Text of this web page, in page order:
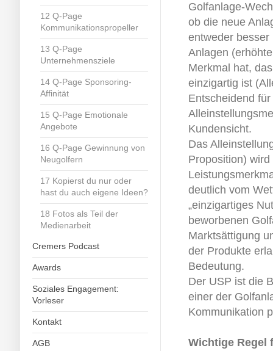
12 Q-Page
Kommunikationspropeller
13 Q-Page
Unternehmensziele
14 Q-Page Sponsoring-
Affinität
15 Q-Page Emotionale
Angebote
16 Q-Page Gewinnung von
Neugolfern
17 Kopierst du nur oder
hast du auch eigene Ideen?
18 Fotos als Teil der
Medienarbeit
Cremers Podcast
Awards
Soziales Engagement:
Vorleser
Kontakt
AGB
Golfanlage-
ob die neue
entweder besser
Anlagen
Merkmal hat,
einzigartig ist
Entscheidend
Kundensicht.
Das
Proposition)
deutlich vom
„einzigartiges
beworbenen
Marktsättigung
der Produkte
Bedeutung.
Der USP ist die
einer der
Kommunikation
Wichtige Regel